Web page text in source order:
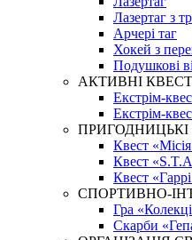
Лазертаг з
Арчері таг
Хокей з
Подушкові
АКТИВНІ
Екстрім-
Екстрім-
Квест
Квест
Квест
СПОРТИВНО-
Гра
Скарби